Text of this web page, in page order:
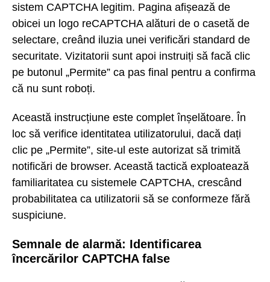
sistem CAPTCHA legitim. Pagina afișează de
obicei un logo reCAPTCHA alături de o casetă de
selectare, creând iluzia unei verificări standard de
securitate. Vizitatorii sunt apoi instruiți să facă clic
pe butonul „Permite” ca pas final pentru a confirma
că nu sunt roboți.
Această instrucțiune este complet înșelătoare. În
loc să verifice identitatea utilizatorului, dacă dați
clic pe „Permite”, site-ul este autorizat să trimită
notificări de browser. Această tactică exploatează
familiaritatea cu sistemele CAPTCHA, crescând
probabilitatea ca utilizatorii să se conformeze fără
suspiciune.
Semnale de alarmă: Identificarea
încercărilor CAPTCHA false